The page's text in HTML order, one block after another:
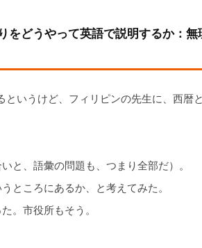
をどうやって英語で説明するか：
というけど、フィリピンの先生に、西暦
と、語彙の問題も、つまり全部だ）。
ところにあるか、と考えてみた。
。市役所もそう。